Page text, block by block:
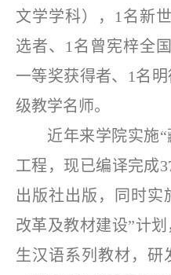
文学学科），1名新
选者、1名曾宪梓全
一等奖获得者、1名
级教学名师。
近年来学院实施
工程，现已编译完成
出版社出版，同时实
改革及教材建设”计
生汉语系列教材，研